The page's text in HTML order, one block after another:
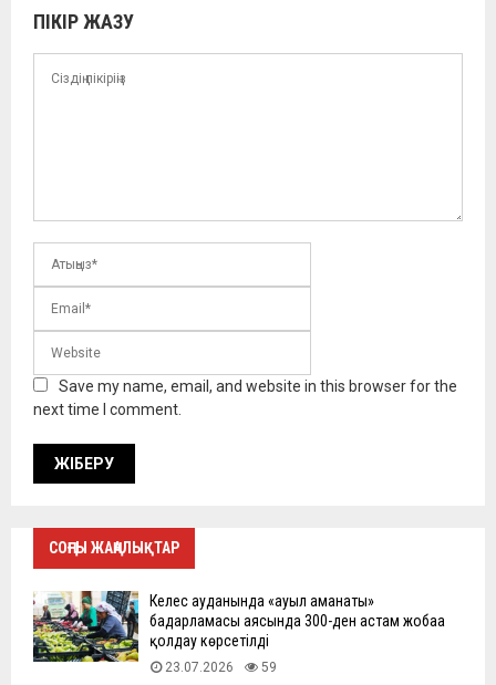
ПІКІР ЖАЗУ
Save my name, email, and website in this browser for the
next time I comment.
СОҢҒЫ ЖАҢАЛЫҚТАР
Келес ауданында «ауыл аманаты»
бағдарламасы аясында 300-ден астам жобаға
қолдау көрсетілді
23.07.2026 59